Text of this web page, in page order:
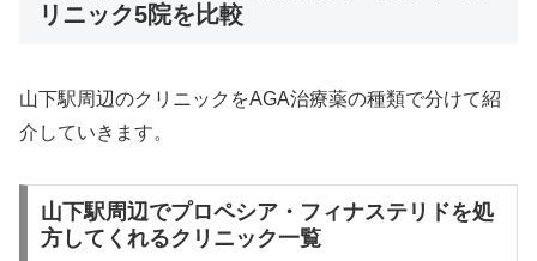
リニック5院を比較
山下駅周辺のクリニックをAGA治療薬の種類で分けて紹
介していきます。
山下駅周辺でプロペシア・フィナステリドを処
方してくれるクリニック一覧